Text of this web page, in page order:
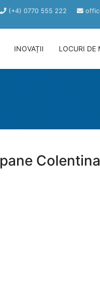
(+4) 0770 555 222
INOVAȚII LOCURI DE
Colentina